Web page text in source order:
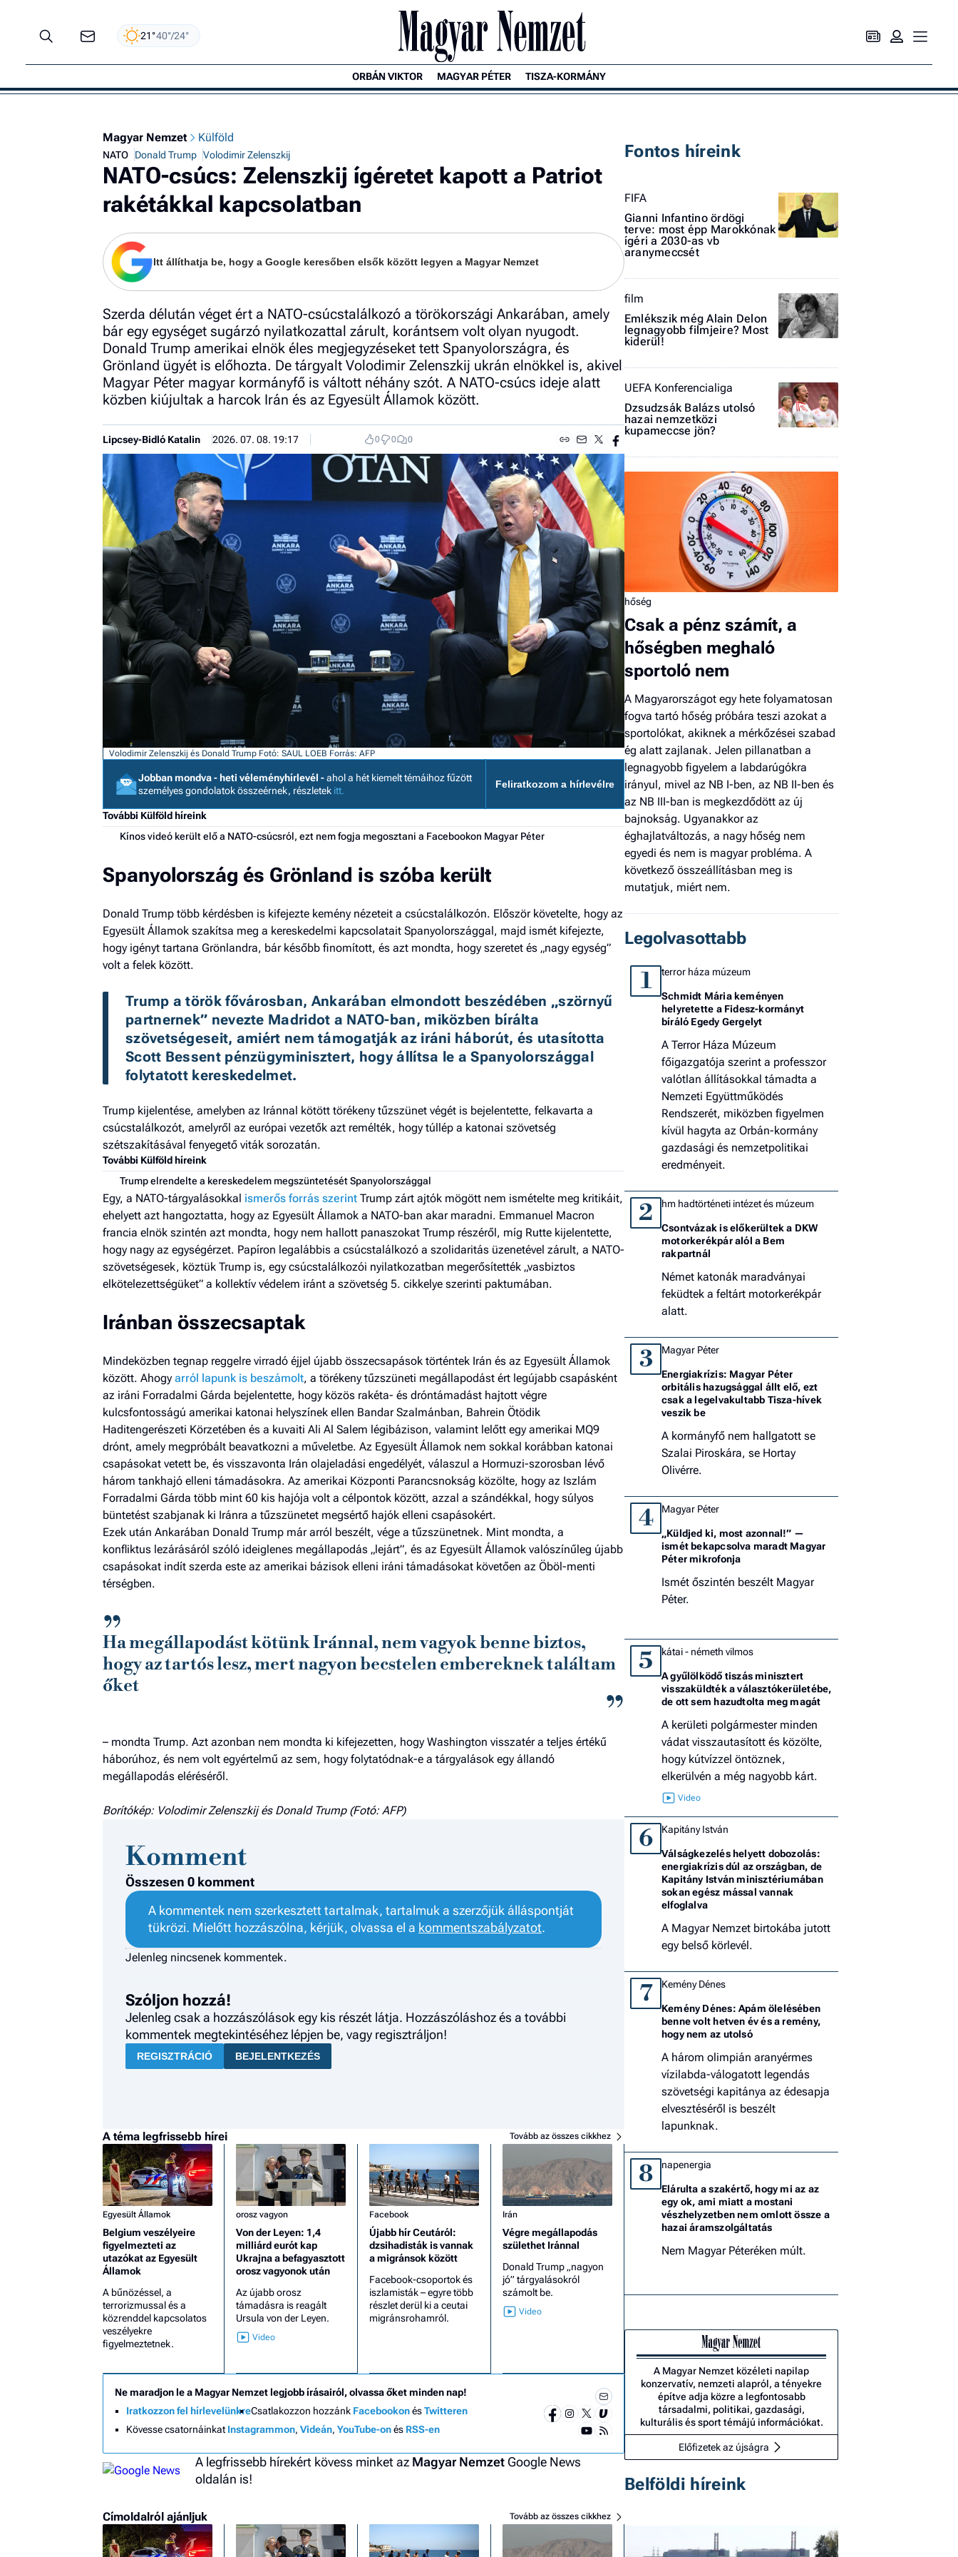
21°40°/24°
ORBÁN VIKTOR MAGYAR PÉTER TISZA-KORMÁNY
Magyar Nemzet Külföld
NATO Donald Trump Volodimir Zelenszkij
NATO-csúcs: Zelenszkij ígéretet kapott a Patriot
rakétákkal kapcsolatban
Itt állíthatja be, hogy a Google keresőben elsők között legyen a Magyar Nemzet
Szerda délután véget ért a NATO-csúcstalálkozó a törökországi Ankarában, amely
bár egy egységet sugárzó nyilatkozattal zárult, korántsem volt olyan nyugodt.
Donald Trump amerikai elnök éles megjegyzéseket tett Spanyolországra, és
Grönland ügyét is előhozta. De tárgyalt Volodimir Zelenszkij ukrán elnökkel is, akivel
Magyar Péter magyar kormányfő is váltott néhány szót. A NATO-csúcs ideje alatt
közben kiújultak a harcok Irán és az Egyesült Államok között.
Lipcsey-Bidló Katalin 2026. 07. 08. 19:17 0 0 0
Volodimir Zelenszkij és Donald Trump Fotó: SAUL LOEB Forrás: AFP
Jobban mondva - heti véleményhírlevél -ahol a hét kiemelt témáihoz fűzött
személyes gondolatok összeérnek, részletek itt.
Feliratkozom a hírlevélre
További Külföld híreink
Kínos videó került elő a NATO-csúcsról, ezt nem fogja megosztani a Facebookon Magyar Péter
Spanyolország és Grönland is szóba került
Donald Trump több kérdésben is kifejezte kemény nézeteit a csúcstalálkozón. Először követelte, hogy az
Egyesült Államok szakítsa meg a kereskedelmi kapcsolatait Spanyolországgal, majd ismét kifejezte,
hogy igényt tartana Grönlandra, bár később finomított, és azt mondta, hogy szeretet és „nagy egység”
volt a felek között.
Trump a török ​​fővárosban, Ankarában elmondott beszédében „szörnyű
partnernek” nevezte Madridot a NATO-ban, miközben bírálta
szövetségeseit, amiért nem támogatják az iráni háborút, és utasította
Scott Bessent pénzügyminisztert, hogy állítsa le a Spanyolországgal
folytatott kereskedelmet.
Trump kijelentése, amelyben az Iránnal kötött törékeny tűzszünet végét is bejelentette, felkavarta a
csúcstalálkozót, amelyről az európai vezetők azt remélték, hogy túllép a katonai szövetség
szétszakításával fenyegető viták sorozatán.
További Külföld híreink
Trump elrendelte a kereskedelem megszüntetését Spanyolországgal
Egy, a NATO-tárgyalásokkal ismerős forrás szerint Trump zárt ajtók mögött nem ismételte meg kritikáit,
ehelyett azt hangoztatta, hogy az Egyesült Államok a NATO-ban akar maradni. Emmanuel Macron
francia elnök szintén azt mondta, hogy nem hallott panaszokat Trump részéről, míg Rutte kijelentette,
hogy nagy az egységérzet. Papíron legalábbis a csúcstalálkozó a szolidaritás üzenetével zárult, a NATO-
szövetségesek, köztük Trump is, egy csúcstalálkozói nyilatkozatban megerősítették „vasbiztos
elkötelezettségüket” a kollektív védelem iránt a szövetség 5. cikkelye szerinti paktumában.
Iránban összecsaptak
Mindeközben tegnap reggelre virradó éjjel újabb összecsapások történtek Irán és az Egyesült Államok
között. Ahogy arról lapunk is beszámolt, a törékeny tűzszüneti megállapodást ért legújabb csapásként
az iráni Forradalmi Gárda bejelentette, hogy közös rakéta- és dróntámadást hajtott végre
kulcsfontosságú amerikai katonai helyszínek ellen Bandar Szalmánban, Bahrein Ötödik
Haditengerészeti Körzetében és a kuvaiti Ali Al Salem légibázison, valamint lelőtt egy amerikai MQ9
drónt, amely megpróbált beavatkozni a műveletbe. Az Egyesült Államok nem sokkal korábban katonai
csapásokat vetett be, és visszavonta Irán olajeladási engedélyét, válaszul a Hormuzi-szorosban lévő
három tankhajó elleni támadásokra. Az amerikai Központi Parancsnokság közölte, hogy az Iszlám
Forradalmi Gárda több mint 60 kis hajója volt a célpontok között, azzal a szándékkal, hogy súlyos
büntetést szabjanak ki Iránra a tűzszünetet megsértő hajók elleni csapásokért.
Ezek után Ankarában Donald Trump már arról beszélt, vége a tűzszünetnek. Mint mondta, a
konfliktus lezárásáról szóló ideiglenes megállapodás „lejárt”, és az Egyesült Államok valószínűleg újabb
csapásokat indít szerda este az amerikai bázisok elleni iráni támadásokat követően az Öböl-menti
térségben.
Ha megállapodást kötünk Iránnal, nem vagyok benne biztos,
hogy az tartós lesz, mert nagyon becstelen embereknek találtam
őket
– mondta Trump. Azt azonban nem mondta ki kifejezetten, hogy Washington visszatér a teljes értékű
háborúhoz, és nem volt egyértelmű az sem, hogy folytatódnak-e a tárgyalások egy állandó
megállapodás eléréséről.
Borítókép: Volodimir Zelenszkij és Donald Trump (Fotó: AFP)
Komment
Összesen 0 komment
A kommentek nem szerkesztett tartalmak, tartalmuk a szerzőjük álláspontját
tükrözi. Mielőtt hozzászólna, kérjük, olvassa el a kommentszabályzatot.
Jelenleg nincsenek kommentek.
Szóljon hozzá!
Jelenleg csak a hozzászólások egy kis részét látja. Hozzászóláshoz és a további
kommentek megtekintéséhez lépjen be, vagy regisztráljon!
REGISZTRÁCIÓ BEJELENTKEZÉS
A téma legfrissebb hírei Tovább az összes cikkhez
Egyesült Államok
Belgium veszélyeire
figyelmezteti az
utazókat az Egyesült
Államok
A bűnözéssel, a
terrorizmussal és a
közrenddel kapcsolatos
veszélyekre
figyelmeztetnek.
orosz vagyon
Von der Leyen: 1,4
milliárd eurót kap
Ukrajna a befagyasztott
orosz vagyonok után
Az újabb orosz
támadásra is reagált
Ursula von der Leyen.
Facebook
Újabb hír Ceutáról:
dzsihadisták is vannak
a migránsok között
Facebook-csoportok és
iszlamisták – egyre több
részlet derül ki a ceutai
migránsrohamról.
Irán
Végre megállapodás
születhet Iránnal
Donald Trump „nagyon
jó” tárgyalásokról
számolt be.
Ne maradjon le a Magyar Nemzet legjobb írásairól, olvassa őket minden nap!
Iratkozzon fel hírlevelünkreCsatlakozzon hozzánk FacebookonésTwitteren
Kövesse csatornáinkat Instagrammon, Videán, YouTube-onés RSS-en
A legfrissebb hírekért kövess minket az Magyar Nemzet Google News
oldalán is!
Címoldalról ajánljuk Tovább az összes cikkhez
Fontos híreink
FIFA
Gianni Infantino ördögi
terve: most épp Marokkónak
ígéri a 2030-as vb
aranymeccsét
film
Emlékszik még Alain Delon
legnagyobb filmjeire? Most
kiderül!
UEFA Konferencialiga
Dzsudzsák Balázs utolsó
hazai nemzetközi
kupameccse jön?
hőség
Csak a pénz számít, a
hőségben meghaló
sportoló nem
A Magyarországot egy hete folyamatosan
fogva tartó hőség próbára teszi azokat a
sportolókat, akiknek a mérkőzései szabad
ég alatt zajlanak. Jelen pillanatban a
legnagyobb figyelem a labdarúgókra
irányul, mivel az NB I-ben, az NB II-ben és
az NB III-ban is megkezdődött az új
bajnokság. Ugyanakkor az
éghajlatváltozás, a nagy hőség nem
egyedi és nem is magyar probléma. A
következő összeállításban meg is
mutatjuk, miért nem.
Legolvasottabb
1 terror háza múzeum
Schmidt Mária keményen
helyretette a Fidesz-kormányt
bíráló Egedy Gergelyt
A Terror Háza Múzeum
főigazgatója szerint a professzor
valótlan állításokkal támadta a
Nemzeti Együttműködés
Rendszerét, miközben figyelmen
kívül hagyta az Orbán-kormány
gazdasági és nemzetpolitikai
eredményeit.
2 hm hadtörténeti intézet és múzeum
Csontvázak is előkerültek a DKW
motorkerékpár alól a Bem
rakpartnál
Német katonák maradványai
feküdtek a feltárt motorkerékpár
alatt.
3 Magyar Péter
Energiakrízis: Magyar Péter
orbitális hazugsággal állt elő, ezt
csak a legelvakultabb Tisza-hívek
veszik be
A kormányfő nem hallgatott se
Szalai Piroskára, se Hortay
Olivérre.
4 Magyar Péter
„Küldjed ki, most azonnal!” —
ismét bekapcsolva maradt Magyar
Péter mikrofonja
Ismét őszintén beszélt Magyar
Péter.
5 kátai - németh vilmos
A gyűlölködő tiszás minisztert
visszaküldték a választókerületébe,
de ott sem hazudtolta meg magát
A kerületi polgármester minden
vádat visszautasított és közölte,
hogy kútvízzel öntöznek,
elkerülvén a még nagyobb kárt.
6 Kapitány István
Válságkezelés helyett dobozolás:
energiakrízis dúl az országban, de
Kapitány István minisztériumában
sokan egész mással vannak
elfoglalva
A Magyar Nemzet birtokába jutott
egy belső körlevél.
7 Kemény Dénes
Kemény Dénes: Apám ölelésében
benne volt hetven év és a remény,
hogy nem az utolsó
A három olimpián aranyérmes
vízilabda-válogatott legendás
szövetségi kapitánya az édesapja
elvesztéséről is beszélt
lapunknak.
8 napenergia
Elárulta a szakértő, hogy mi az az
egy ok, ami miatt a mostani
vészhelyzetben nem omlott össze a
hazai áramszolgáltatás
Nem Magyar Péteréken múlt.
A Magyar Nemzet közéleti napilap
konzervatív, nemzeti alapról, a tényekre
építve adja közre a legfontosabb
társadalmi, politikai, gazdasági,
kulturális és sport témájú információkat.
Előfizetek az újságra
Belföldi híreink